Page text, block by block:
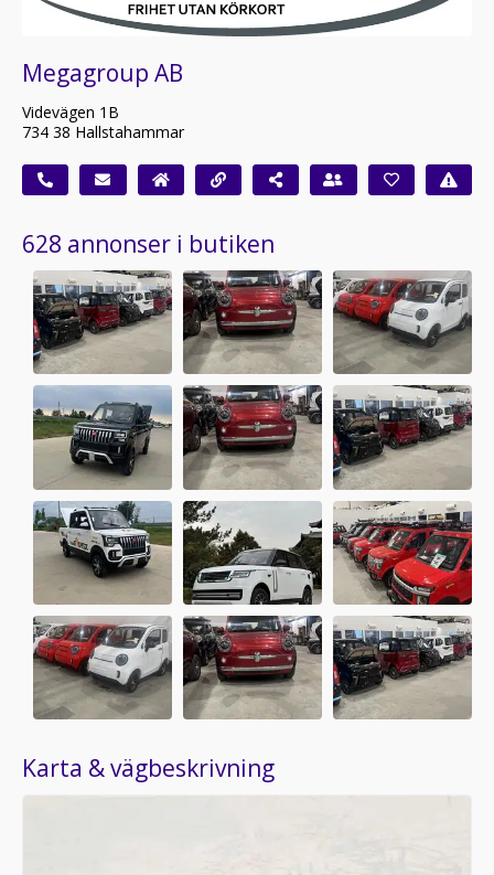
Megagroup AB
Videvägen 1B
734 38 Hallstahammar
628 annonser i butiken
Karta & vägbeskrivning